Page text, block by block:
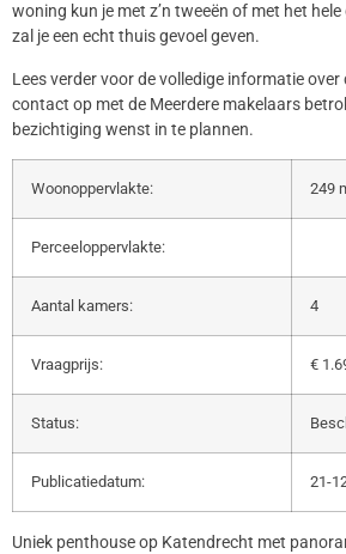
woning kun je met z’n tweeën of met het
zal je een echt thuis gevoel geven.
Lees verder voor de volledige informatie over
contact op met de Meerdere makelaars
bezichtiging wenst in te plannen.
Woonoppervlakte: 249
Perceeloppervlakte:
Aantal kamers: 4
Vraagprijs: €
Status:
Publicatiedatum: 21-
Uniek penthouse op Katendrecht met